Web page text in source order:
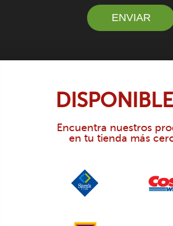
ENVIAR
Encuentra nuestros
en tu tienda más